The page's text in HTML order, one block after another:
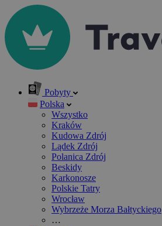
Pobyty
Polska
Wszystko
Kraków
Kudowa Zdrój
Lądek Zdrój
Polanica Zdrój
Beskidy
Karkonosze
Polskie Tatry
Wrocław
Wybrzeże Morza Bałtyckiego
…